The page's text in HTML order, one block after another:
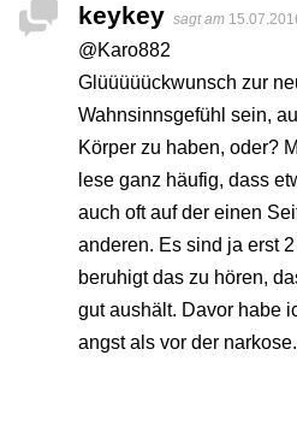
keykey sagt am
@Karo882
Glüüüüückwunsch zur
Wahnsinnsgefühl sein,
Körper zu haben, oder?
lese ganz häufig, dass
auch oft auf der einen
anderen. Es sind ja erst
beruhigt das zu hören,
gut aushält. Davor habe
angst als vor der narkose.